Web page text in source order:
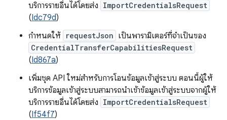
บริการรายอื่นได้โดยส่ง ImportCredentialsRequest
(Idc79d)
กำหนดให้
requestJson เป็นพารามิเตอร์ที่จำเป็นของ
CredentialTransferCapabilitiesRequest
(Id867a)
เพิ่มชุด API ใหม่สำหรับการโอนข้อมูลเข้าสู่ระบบ ตอนนี้ผู้ให้
บริการข้อมูลเข้าสู่ระบบสามารถนำเข้าข้อมูลเข้าสู่ระบบจากผู้ให้
บริการรายอื่นได้โดยส่ง ImportCredentialsRequest
(If54f7)